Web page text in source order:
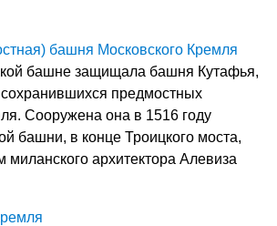
башня Московского Кремля
башне защищала башня Кутафья,
предмостных
Сооружена она в 1516 году
башни, в конце Троицкого моста,
миланского архитектора Алевиза